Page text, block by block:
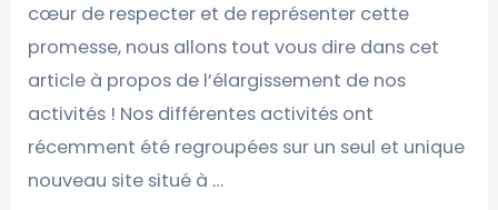
cœur de respecter et de représenter cette
promesse, nous allons tout vous dire dans cet
article à propos de l’élargissement de nos
activités ! Nos différentes activités ont
récemment été regroupées sur un seul et unique
nouveau site situé à …